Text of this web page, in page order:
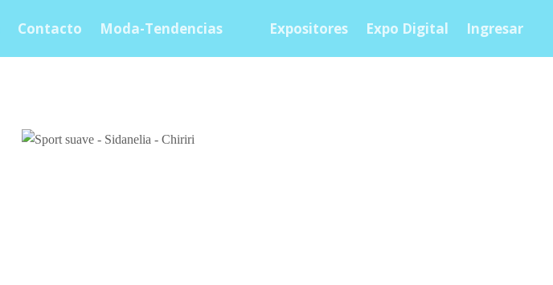
Contacto Moda-Tendencias Expositores Expo Digital Ingresar